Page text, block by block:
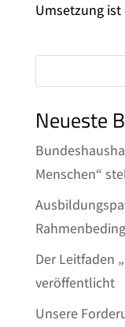
Umsetzung ist
Neueste
Menschen“
Der Leitfaden
veröffentlicht
Unsere